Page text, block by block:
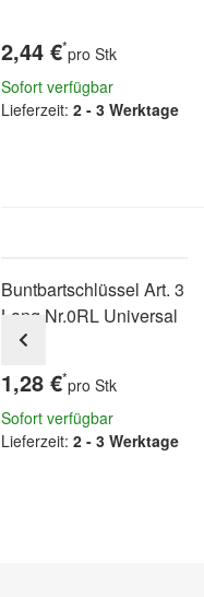
2,44 €*pro Stk
Sofort verfügbar
Lieferzeit: 2 - 3 Werktage
Buntbartschlüssel Art. 3
Lang Nr.0RL Universal
1,28 €*pro Stk
Sofort verfügbar
Lieferzeit: 2 - 3 Werktage